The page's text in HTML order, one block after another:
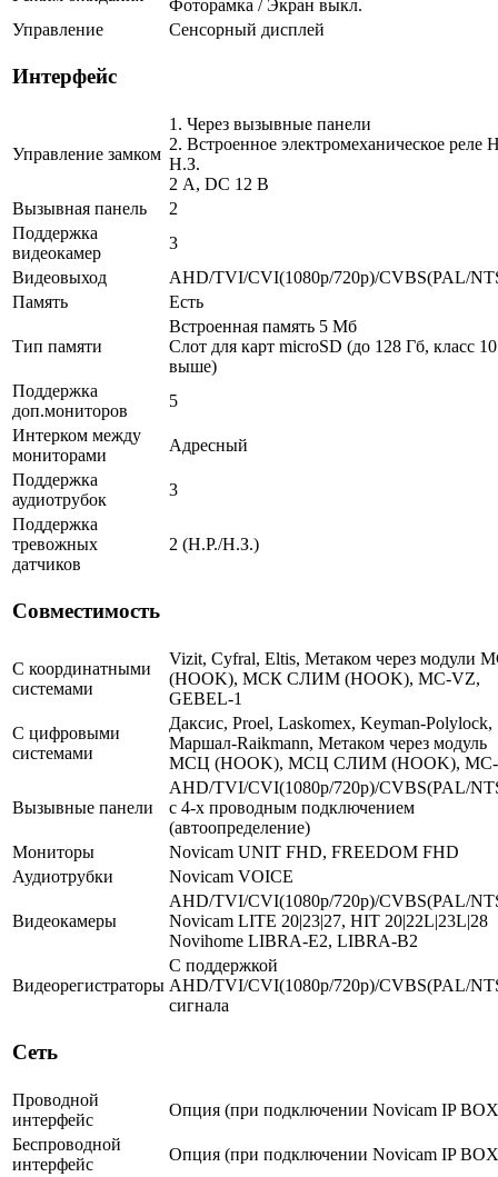
Фоторамка / Экран выкл.
Управление
Сенсорный дисплей
Интерфейс
Управление замком
1. Через вызывные панели
2. Встроенное электромеханическое реле
Н.З.
2 A, DC 12 В
Вызывная панель
2
Поддержка
видеокамер
3
Видеовыход
AHD/TVI/CVI(1080p/720p)/CVBS(PAL/
Память
Есть
Тип памяти
Встроенная память 5 Мб
Слот для карт microSD (до 128 Гб, класс
выше)
Поддержка
доп.мониторов
5
Интерком между
мониторами
Адресный
Поддержка
аудиотрубок
3
Поддержка
тревожных
датчиков
2 (Н.Р./Н.З.)
Совместимость
С координатными
системами
Vizit, Cyfral, Eltis, Метаком через модули
(HOOK), МСК СЛИМ (HOOK), MC-VZ,
GEBEL-1
С цифровыми
системами
Даксис, Proel, Laskomex, Keyman-Polylock,
Маршал-Raikmann, Метаком через модуль
МСЦ (HOOK), МСЦ СЛИМ (HOOK),
Вызывные панели
AHD/TVI/CVI(1080p/720p)/CVBS(PAL/
с 4-х проводным подключением
(автоопределение)
Мониторы
Novicam UNIT FHD, FREEDOM FHD
Аудиотрубки
Novicam VOICE
Видеокамеры
AHD/TVI/CVI(1080p/720p)/CVBS(PAL/
Novicam LITE 20|23|27, HIT 20|22L|23L|28
Novihome LIBRA-E2, LIBRA-B2
Видеорегистраторы
С поддержкой
AHD/TVI/CVI(1080p/720p)/CVBS(PAL/
сигнала
Сеть
Проводной
интерфейс
Опция (при подключении Novicam IP
Беспроводной
интерфейс
Опция (при подключении Novicam IP